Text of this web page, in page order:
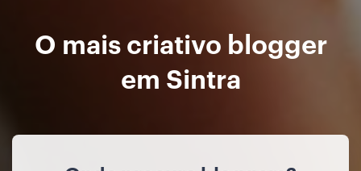
O mais criativo blogger
em Sintra